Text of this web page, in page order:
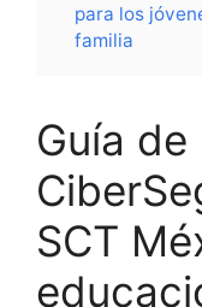
para los
familia
Guía de
SCT